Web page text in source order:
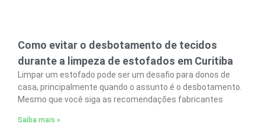
Como evitar o desbotamento de tecidos
durante a limpeza de estofados em Curitiba
Limpar um estofado pode ser um desafio para donos de
casa, principalmente quando o assunto é o desbotamento.
Mesmo que você siga as recomendações fabricantes
Saiba mais »